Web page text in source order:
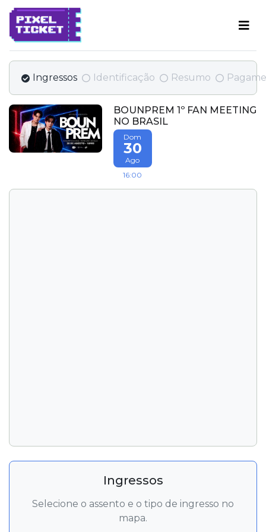
Ingressos Identificação Resumo
BOUNPREM 1º FAN MEETING
NO BRASIL
Dom
30
Ago
16:00
Ingressos
Selecione o assento e o tipo de ingresso no
mapa.